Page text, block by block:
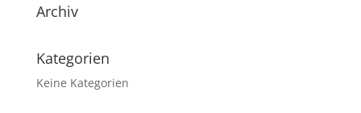
Archiv
Kategorien
Keine Kategorien